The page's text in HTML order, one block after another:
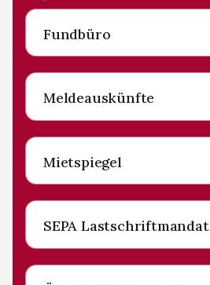
Fundbüro
Meldeauskünfte
Mietspiegel
SEPA Lastschriftmandat